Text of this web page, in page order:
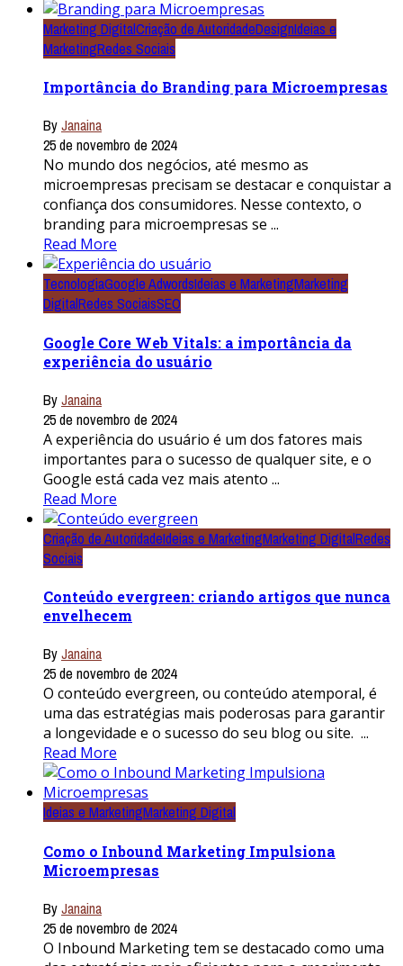
Marketing DigitalCriação de AutoridadeDesignIdeias e
MarketingRedes Sociais
Importância do Branding para Microempresas
ByJanaina
25 de novembro de 2024
No mundo dos negócios, até mesmo as
microempresas precisam se destacar e conquistar a
confiança dos consumidores. Nesse contexto, o
branding para microempresas se ...
Read More
TecnologiaGoogle AdwordsIdeias e MarketingMarketing
DigitalRedes SociaisSEO
Google Core Web Vitals: a importância da
experiência do usuário
ByJanaina
25 de novembro de 2024
A experiência do usuário é um dos fatores mais
importantes para o sucesso de qualquer site, e o
Google está cada vez mais atento ...
Read More
Criação de AutoridadeIdeias e MarketingMarketing DigitalRedes
Sociais
Conteúdo evergreen: criando artigos que nunca
envelhecem
ByJanaina
25 de novembro de 2024
O conteúdo evergreen, ou conteúdo atemporal, é
uma das estratégias mais poderosas para garantir
a longevidade e o sucesso do seu blog ou site. ...
Read More
Ideias e MarketingMarketing Digital
Como o Inbound Marketing Impulsiona
Microempresas
ByJanaina
25 de novembro de 2024
O Inbound Marketing tem se destacado como uma